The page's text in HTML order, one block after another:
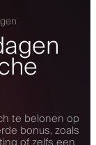
te belonen op
bonus, zoals